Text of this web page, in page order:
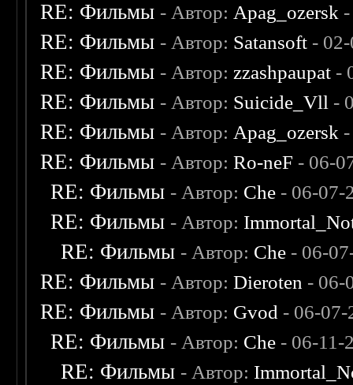
RE: Фильмы - Автор: Apag_ozersk
RE: Фильмы - Автор: Satansoft -
RE: Фильмы - Автор: zzashpaupat -
RE: Фильмы - Автор: Suicide_Vll -
RE: Фильмы - Автор: Apag_ozersk
RE: Фильмы - Автор:Ro-neF - 06-
RE: Фильмы - Автор: Che - 06-07-
RE: Фильмы - Автор:
RE: Фильмы - Автор: Che - 06-
RE: Фильмы - Автор:Dieroten - 06-
RE: Фильмы - Автор: Gvod - 06-
RE: Фильмы - Автор: Che - 06-11-
RE: Фильмы - Автор: